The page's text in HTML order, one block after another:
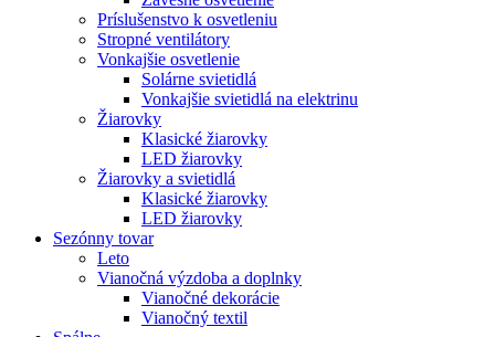
Príslušenstvo k osvetleniu
Stropné ventilátory
Vonkajšie osvetlenie
Solárne svietidlá
Vonkajšie svietidlá na elektrinu
Žiarovky
Klasické žiarovky
LED žiarovky
Žiarovky a svietidlá
Klasické žiarovky
LED žiarovky
Sezónny tovar
Leto
Vianočná výzdoba a doplnky
Vianočné dekorácie
Vianočný textil